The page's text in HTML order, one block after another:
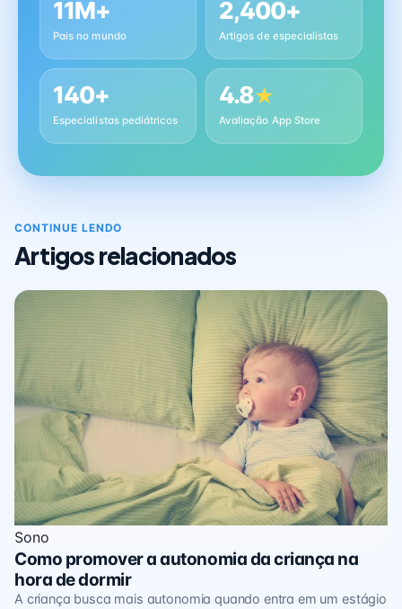
11M+
Pais no mundo
2,400+
Artigos de especialistas
140+
Especialistas pediátricos
4.8★
Avaliação App Store
CONTINUE LENDO
Artigos relacionados
Sono
Como promover a autonomia da criança na
hora de dormir
A criança busca mais autonomia quando entra em um estágio